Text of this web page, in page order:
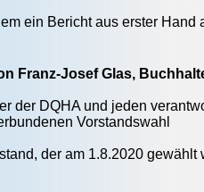
ein Bericht aus erster
Franz-Josef Glas,
der DQHA und jeden
Vorstandswahl
der am 1.8.2020 gewählt